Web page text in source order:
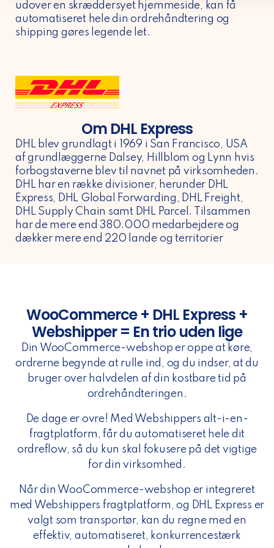
udover en skræddersyet hjemmeside, kan få
automatiseret hele din ordrehåndtering og
shipping gøres legende let.
Om DHL Express
DHL blev grundlagt i 1969 i San Francisco, USA
af grundlæggerne Dalsey, Hillblom og Lynn hvis
forbogstaverne blev til navnet på virksomheden.
DHL har en række divisioner, herunder DHL
Express, DHL Global Forwarding, DHL Freight,
DHL Supply Chain samt DHL Parcel. Tilsammen
har de mere end 380.000 medarbejdere og
dækker mere end 220 lande og territorier
WooCommerce + DHL Express +
Webshipper = En trio uden lige
Din WooCommerce-webshop er oppe at køre,
ordrerne begynde at rulle ind, og du indser, at du
bruger over halvdelen af din kostbare tid på
ordrehåndteringen.
De dage er ovre! Med Webshippers alt-i-en-
fragtplatform, får du automatiseret hele dit
ordreflow, så du kun skal fokusere på det vigtige
for din virksomhed.
Når din WooCommerce-webshop er integreret
med Webshippers fragtplatform, og DHL Express er
valgt som transportør, kan du regne med en
effektiv, automatiseret, konkurrencestærk